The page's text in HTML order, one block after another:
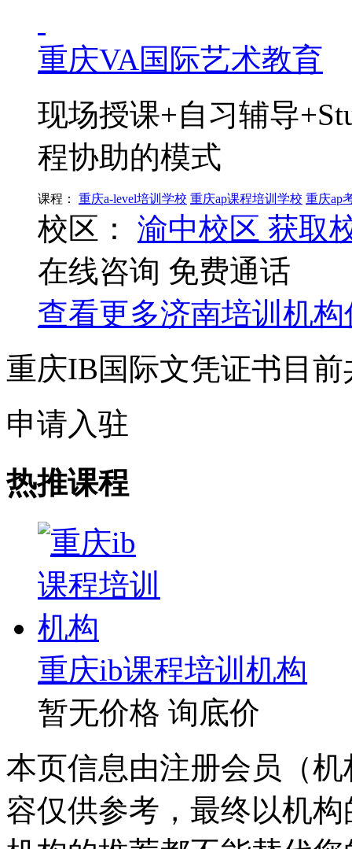
重庆VA国际艺术教育
现场授课+自习辅导
程协助的模式
课程： 重庆a-level培训学校 重庆ap课程培训学校 重庆ap
校区： 渝中校区 获取
在线咨询 免费通话
查看更多济南培训机构
重庆IB国际文凭证书目
申请入驻
热推课程
重庆ib课程培训机构
暂无价格 询底价
本页信息由注册会员（
容仅供参考，最终以机